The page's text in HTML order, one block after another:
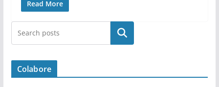
Read More
Pesquisar
Colabore